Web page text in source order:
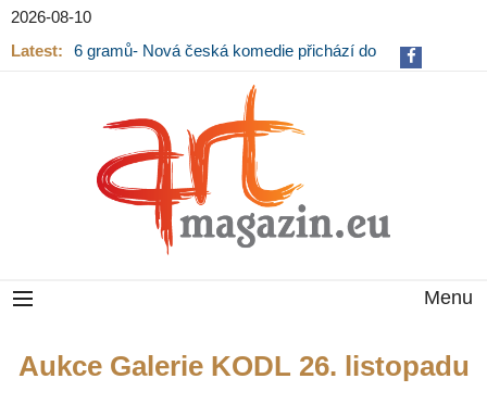
2026-08-10
Latest:
6 gramů- Nová česká komedie přichází do
Menu
Aukce Galerie KODL 26. listopadu